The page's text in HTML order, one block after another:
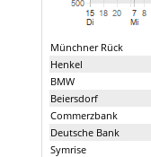
Münchner Rück
Henkel
BMW
Beiersdorf
Commerzbank
Deutsche Bank
Symrise